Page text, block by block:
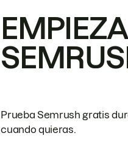
Prueba Semrush gratis
cuando quieras.